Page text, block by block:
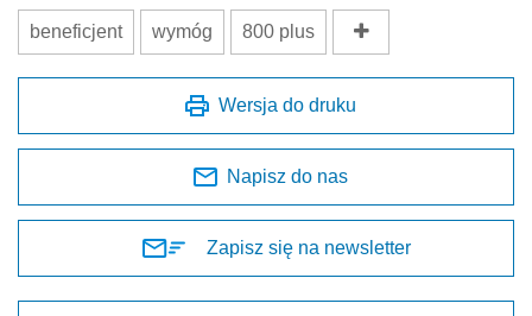
beneficjent wymóg 800 plus
Wersja do druku
Napisz do nas
Zapisz się na newsletter